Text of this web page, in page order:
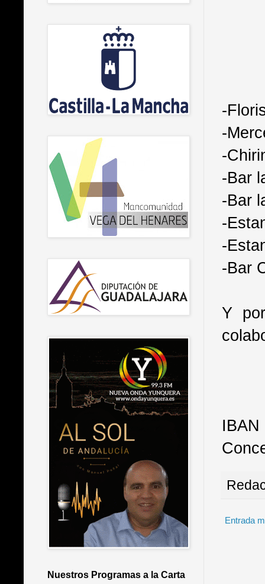
-
-
-
-Bar
-Bar
-
-
-Bar
Y
IBAN
Entrada
Nuestros Programas a la Carta